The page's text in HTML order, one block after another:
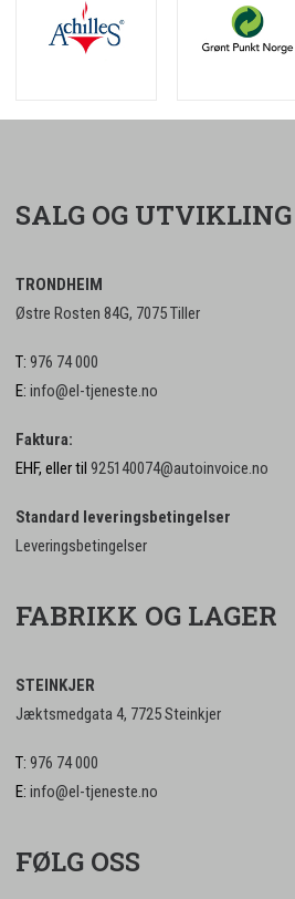
SALG OG UTVIKLING
TRONDHEIM
Østre Rosten 84G, 7075 Tiller
T: 976 74 000
E: info@el-tjeneste.no
Faktura:
EHF, eller til 925140074@autoinvoice.no
Standard leveringsbetingelser
Leveringsbetingelser
FABRIKK OG LAGER
STEINKJER
Jæktsmedgata 4, 7725 Steinkjer
T: 976 74 000
E: info@el-tjeneste.no
FØLG OSS